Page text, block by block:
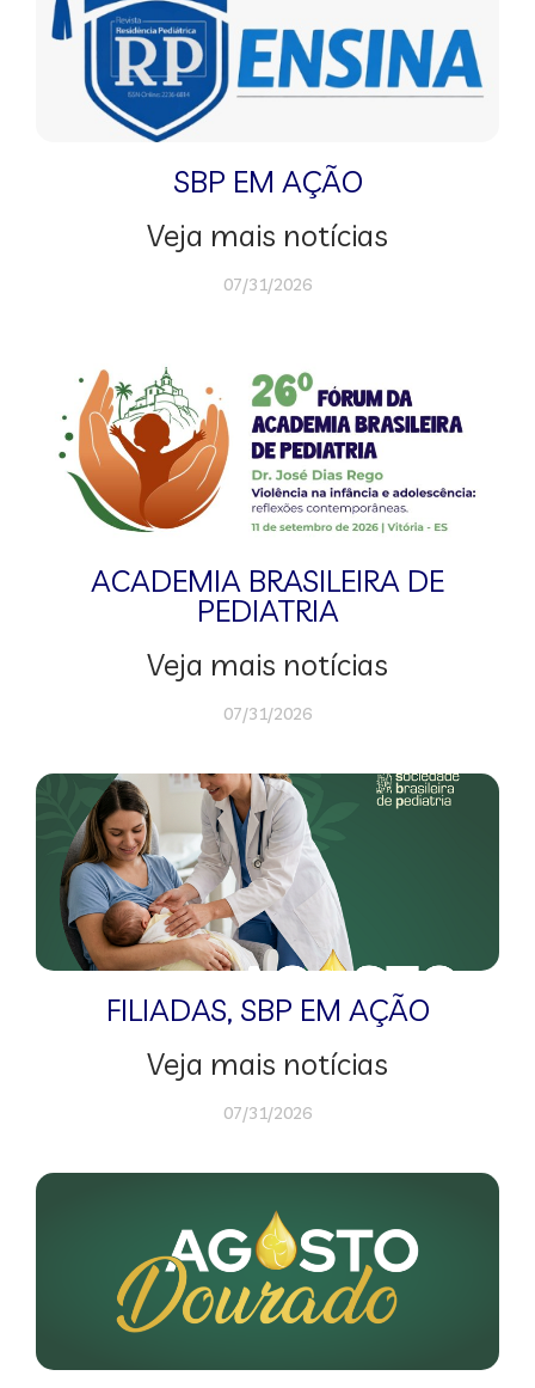
SBP EM AÇÃO
Veja mais notícias
07/31/2026
ACADEMIA BRASILEIRA DE
PEDIATRIA
Veja mais notícias
07/31/2026
FILIADAS, SBP EM AÇÃO
Veja mais notícias
07/31/2026